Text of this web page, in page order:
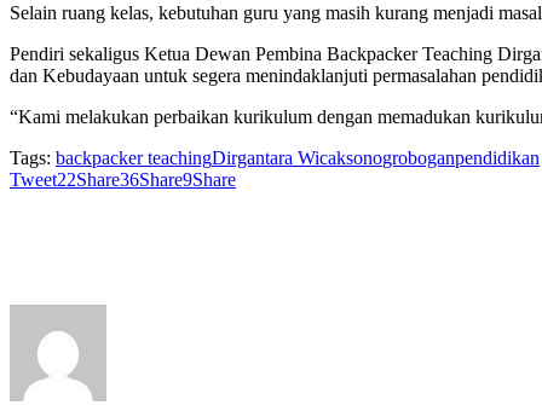
Selain ruang kelas, kebutuhan guru yang masih kurang menjadi
Pendiri sekaligus Ketua Dewan Pembina Backpacker Teaching
dan Kebudayaan untuk segera menindaklanjuti permasalahan
“Kami melakukan perbaikan kurikulum dengan memadukan
Tags: backpacker teachingDirgantara Wicaksonogroboganpendidikan
Tweet22Share36Share9Share